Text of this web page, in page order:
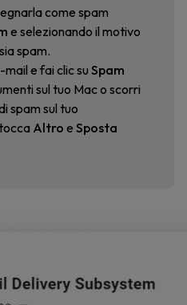
come spam
e selezionando il motivo
spam.
mail e fai clic su Spam
sul tuo Mac o scorri
spam sul tuo
Altro e Sposta